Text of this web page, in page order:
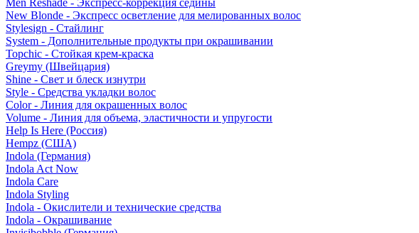
Men Reshade - Экспресс-коррекция седины
New Blonde - Экспресс осветление для мелированных волос
Stylesign - Стайлинг
System - Дополнительные продукты при окрашивании
Topchic - Стойкая крем-краска
Greymy (Швейцария)
Shine - Свет и блеск изнутри
Style - Средства укладки волос
Color - Линия для окрашенных волос
Volume - Линия для объема, эластичности и упругости
Help Is Here (Россия)
Hempz (США)
Indola (Германия)
Indola Act Now
Indola Care
Indola Styling
Indola - Окислители и технические средства
Indola - Окрашивание